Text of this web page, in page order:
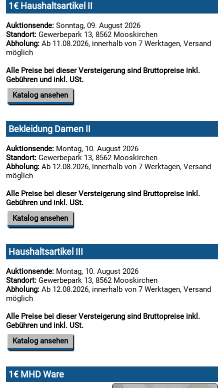
14.08:
15.08:
15.08:
15.08:
16.08:
16.08:
16.08:
16.08:
17.08:
17.08:
€ 6,00
€ 14,00
€ 10,00
1€ Haushaltsartikel II
Auktionsende: Sonntag, 09. August 2026
Standort: Gewerbepark 13, 8562 Mooskirchen
Abholung: Ab 11.08.2026, innerhalb von 7 Werktagen, Versand
möglich
Alle Preise bei dieser Versteigerung sind Bruttopreise inkl.
Gebühren und inkl. USt.
Katalog ansehen
Bekleidung Damen II
Auktionsende: Montag, 10. August 2026
Standort: Gewerbepark 13, 8562 Mooskirchen
Abholung: Ab 12.08.2026, innerhalb von 7 Werktagen, Versand
möglich
Alle Preise bei dieser Versteigerung sind Bruttopreise inkl.
Gebühren und inkl. USt.
Katalog ansehen
Haushaltsartikel III
Auktionsende: Montag, 10. August 2026
Standort: Gewerbepark 13, 8562 Mooskirchen
Abholung: Ab 12.08.2026, innerhalb von 7 Werktagen, Versand
möglich
Alle Preise bei dieser Versteigerung sind Bruttopreise inkl.
Gebühren und inkl. USt.
Katalog ansehen
1€ MHD Ware